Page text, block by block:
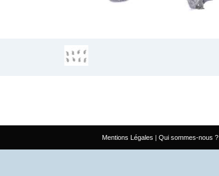
Mentions Légales Qui sommes-nous ?